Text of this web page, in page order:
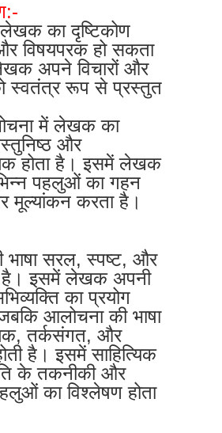
का दृष्टिकोण
विषयपरक हो सकता
अपने विचारों और
स्वतंत्र रूप से प्रस्तुत
में लेखक का
और
होता है। इसमें लेखक
पहलुओं का गहन
मूल्यांकन करता है।
भाषा सरल, स्पष्ट, और
है। इसमें लेखक अपनी
का प्रयोग
आलोचना की भाषा
तर्कसंगत, और
है। इसमें साहित्यिक
के तकनीकी और
का विश्लेषण होता